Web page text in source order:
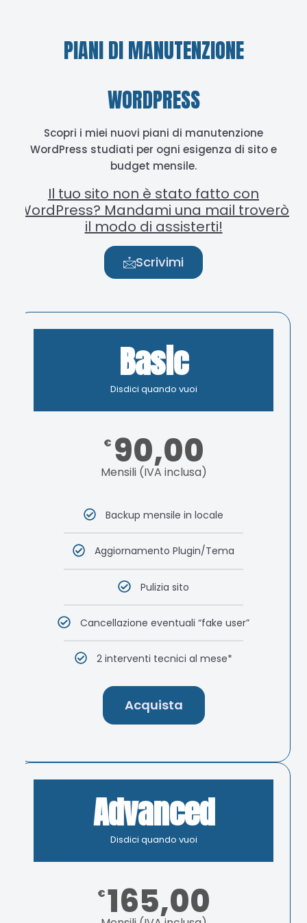
PIANI DI MANUTENZIONE
WORDPRESS
Scopri i miei nuovi piani di manutenzione
WordPress studiati per ogni esigenza di sito e
budget mensile.
Il tuo sito non è stato fatto con
WordPress? Mandami una mail troverò
il modo di assisterti!
Scrivimi
Basic
Disdici quando vuoi
€ 90,00
Mensili (IVA inclusa)
Backup mensile in locale
Aggiornamento Plugin/Tema
Pulizia sito
Cancellazione eventuali “fake user”
2 interventi tecnici al mese*
Acquista
Advanced
Disdici quando vuoi
€ 165,00